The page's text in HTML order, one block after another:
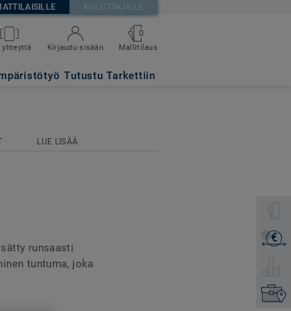
KULUTTAJILLE
yhteyttä Kirjaudu sisään
0
Mallitilaus
Tutustu Tarkettiin
€
Etsi
LUE LISÄÄ
runsaasti
tuntuma, joka